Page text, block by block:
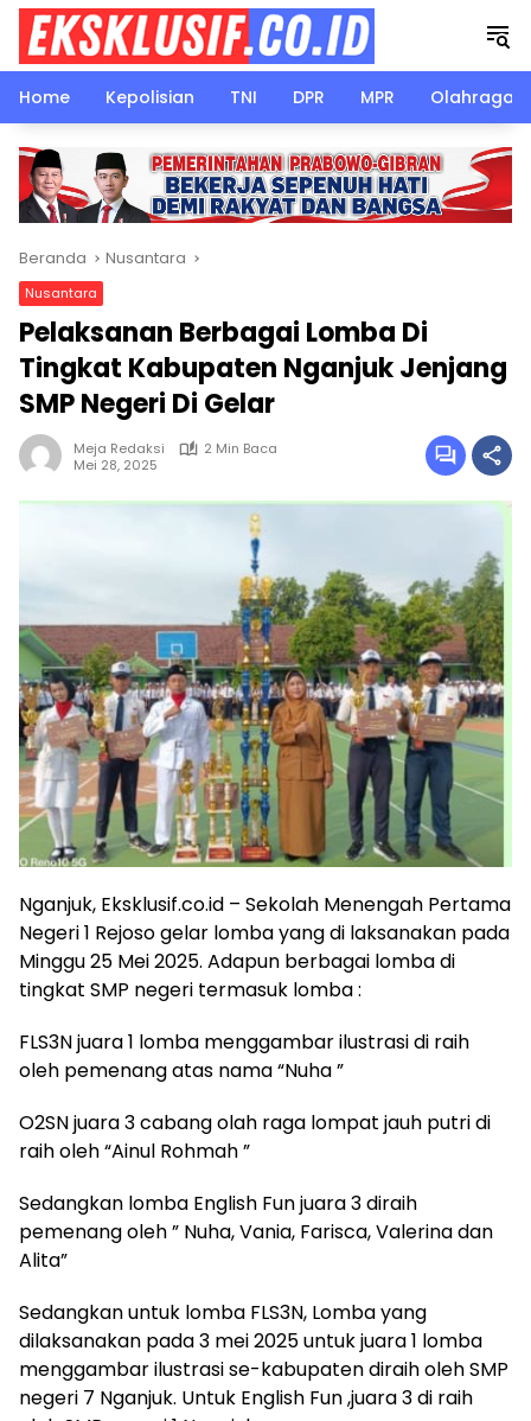
Langsung
konten
Home
Kepolisian TNI DPR MPR Olahraga
Beranda Nusantara
Nusantara
Pelaksanan Berbagai Lomba Di
Tingkat Kabupaten Nganjuk Jenjang
SMP Negeri Di Gelar
Meja Redaksi
2 Min Baca
Mei 28, 2025
Nganjuk, Eksklusif.co.id – Sekolah Menengah Pertama
Negeri 1 Rejoso gelar lomba yang di laksanakan pada
Minggu 25 Mei 2025. Adapun berbagai lomba di
tingkat SMP negeri termasuk lomba :
FLS3N juara 1 lomba menggambar ilustrasi di raih
oleh pemenang atas nama “Nuha ”
O2SN juara 3 cabang olah raga lompat jauh putri di
raih oleh “Ainul Rohmah ”
Sedangkan lomba English Fun juara 3 diraih
pemenang oleh ” Nuha, Vania, Farisca, Valerina dan
Alita”
Sedangkan untuk lomba FLS3N, Lomba yang
dilaksanakan pada 3 mei 2025 untuk juara 1 lomba
menggambar ilustrasi se-kabupaten diraih oleh SMP
negeri 7 Nganjuk. Untuk English Fun ,juara 3 di raih